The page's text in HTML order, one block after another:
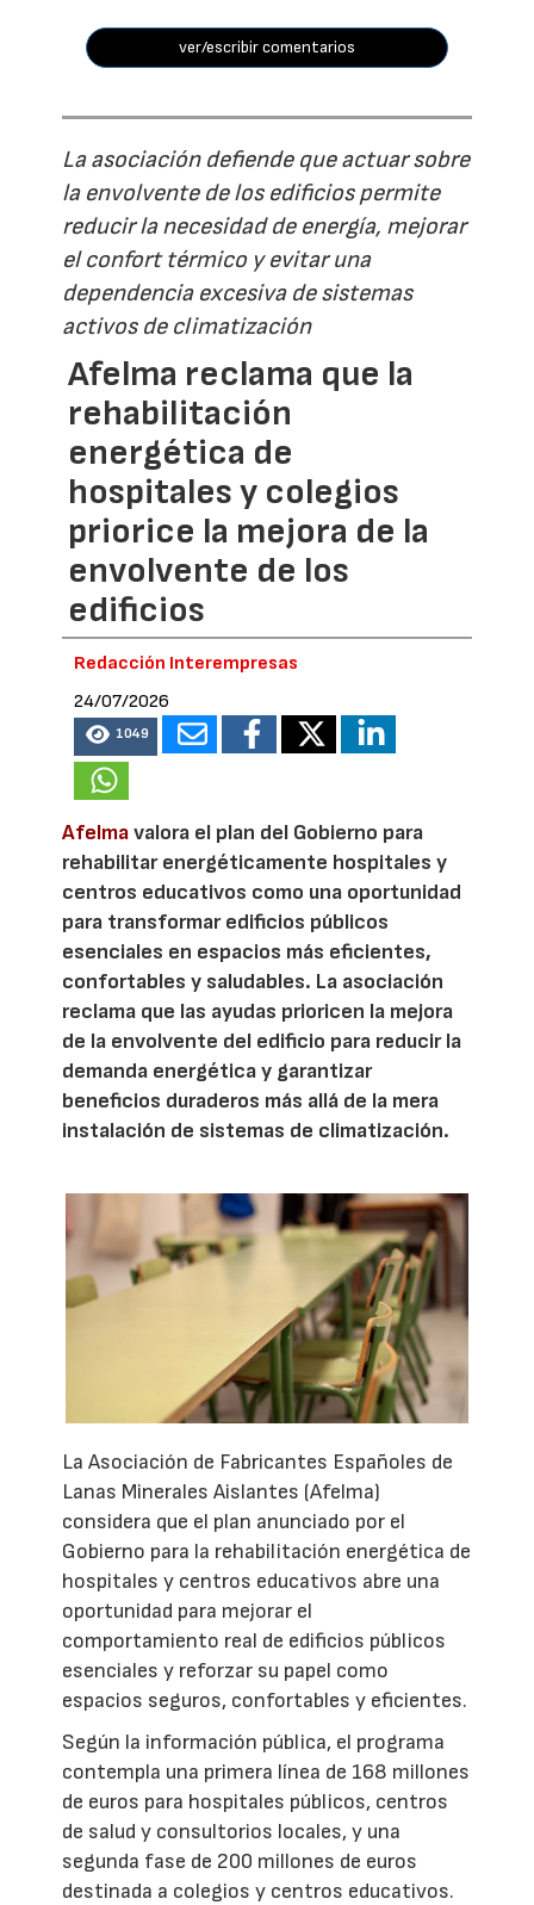
ver/escribir comentarios
La asociación defiende que actuar sobre
la envolvente de los edificios permite
reducir la necesidad de energía, mejorar
el confort térmico y evitar una
dependencia excesiva de sistemas
activos de climatización
Afelma reclama que la
rehabilitación
energética de
hospitales y colegios
priorice la mejora de la
envolvente de los
edificios
Redacción Interempresas
24/07/2026
1049
Afelmavalora el plan del Gobierno para
rehabilitar energéticamente hospitales y
centros educativos como una oportunidad
para transformar edificios públicos
esenciales en espacios más eficientes,
confortables y saludables. La asociación
reclama que las ayudas prioricen la mejora
de la envolvente del edificio para reducir la
demanda energética y garantizar
beneficios duraderos más allá de la mera
instalación de sistemas de climatización.
La Asociación de Fabricantes Españoles de
Lanas Minerales Aislantes (Afelma)
considera que el plan anunciado por el
Gobierno para la rehabilitación energética de
hospitales y centros educativos abre una
oportunidad para mejorar el
comportamiento real de edificios públicos
esenciales y reforzar su papel como
espacios seguros, confortables y eficientes.
Según la información pública, el programa
contempla una primera línea de 168 millones
de euros para hospitales públicos, centros
de salud y consultorios locales, y una
segunda fase de 200 millones de euros
destinada a colegios y centros educativos.